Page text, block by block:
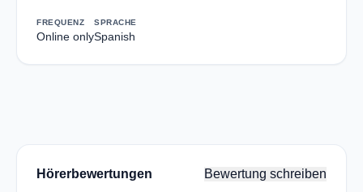
FREQUENZ
Online only
SPRACHE
Spanish
Hörerbewertungen Bewertung schreiben